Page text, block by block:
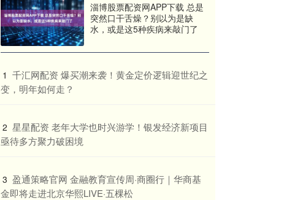
淄博股票配资网APP下载 总是
突然口干舌燥？别以为是缺
水，或是这5种疾病来敲门了
1 ​千汇网配资 爆买潮来袭！黄金定价逻辑迎世纪之
变，明年如何走？
2 ​星星配资 老年大学也时兴游学！银发经济新项目
亟待多方聚力破困境
3 ​盈通策略官网 金融教育宣传周·商圈行｜华商基
金即将走进北京华熙LIVE·五棵松